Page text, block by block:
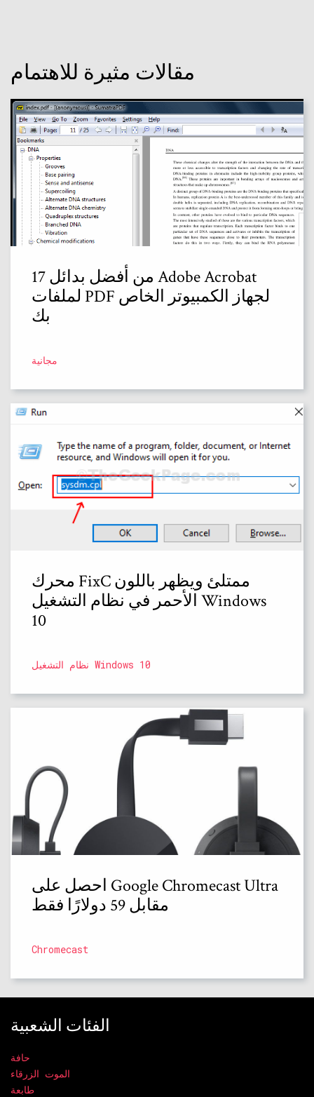
مقالات مثيرة للاهتمام
17 من أفضل بدائل Adobe Acrobat
لملفات PDF لجهاز الكمبيوتر الخاص
بك
مجانية
محرك FixC ممتلئ ويظهر باللون
الأحمر في نظام التشغيل Windows
10
نظام التشغيل Windows 10
احصل على Google Chromecast Ultra
مقابل 59 دولارًا فقط
Chromecast
الفئات الشعبية
حافة
الموت الزرقاء
طابعة